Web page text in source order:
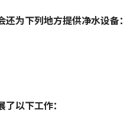
为下列地方提供净水设备：
以下工作：